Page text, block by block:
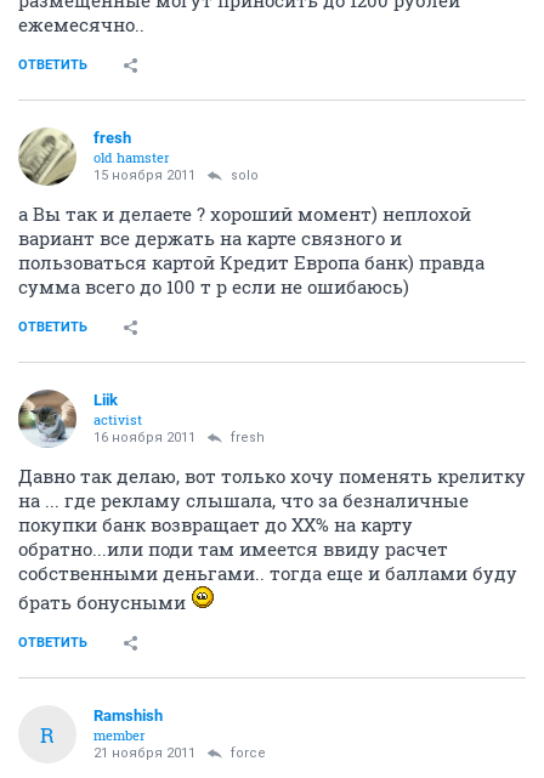
ежемесячно..
ОТВЕТИТЬ
fresh
old hamster
15 ноября 2011 solo
а Вы так и делаете ? хороший момент) неплохой
вариант все держать на карте связного и
пользоваться картой Кредит Европа банк) правда
сумма всего до 100 т р если не ошибаюсь)
ОТВЕТИТЬ
Liik
activist
16 ноября 2011 fresh
Давно так делаю, вот только хочу поменять крелитку
на ... где рекламу слышала, что за безналичные
покупки банк возвращает до ХХ% на карту
обратно...или поди там имеется ввиду расчет
собственными деньгами.. тогда еще и баллами буду
брать бонусными
ОТВЕТИТЬ
R
Ramshish
member
21 ноября 2011 force